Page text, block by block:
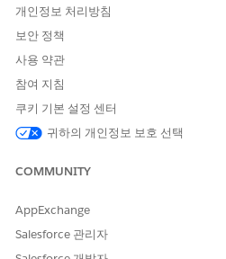
로모션을 표시할 수 있도록 채널
스트 정의 및 플로를 사용자 정의
통화를 기반으로 프로모션을 표시
매출 관리에서 프로모션 활성화(베
가격 책정 디자이너가 프로모션을
할 수 있도록 프로모션을 활성화
프로모션을 적용할 수 있도록 합니
개인정보 처리방침
보안 정책
사용 약관
참여 지침
쿠키 기본 설정 센터
귀하의 개인정보 보호 선택
COMMUNITY
AppExchange
Salesforce 관리자